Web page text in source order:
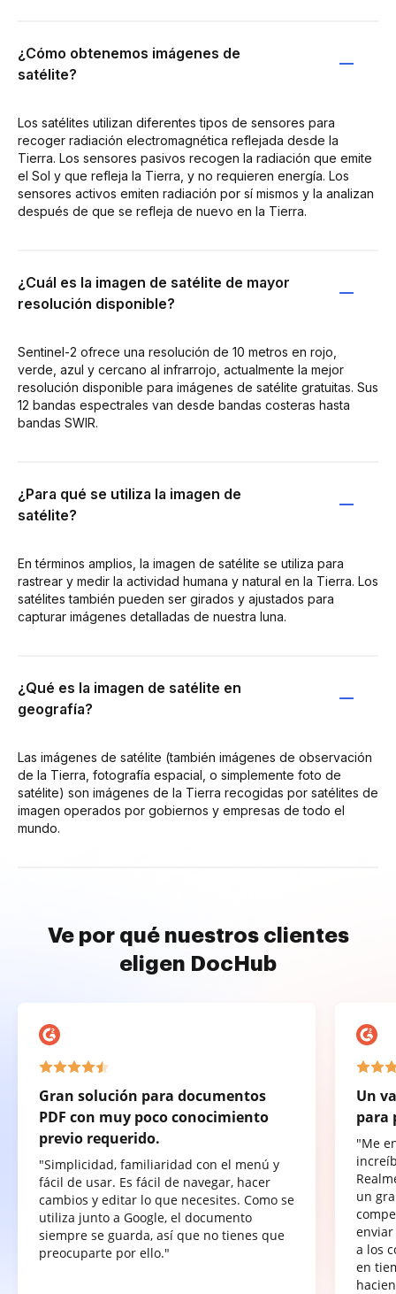
¿Cómo obtenemos imágenes de
satélite?
Los satélites utilizan diferentes tipos de sensores para
recoger radiación electromagnética reflejada desde la
Tierra. Los sensores pasivos recogen la radiación que emite
el Sol y que refleja la Tierra, y no requieren energía. Los
sensores activos emiten radiación por sí mismos y la analizan
después de que se refleja de nuevo en la Tierra.
¿Cuál es la imagen de satélite de mayor
resolución disponible?
Sentinel-2 ofrece una resolución de 10 metros en rojo,
verde, azul y cercano al infrarrojo, actualmente la mejor
resolución disponible para imágenes de satélite gratuitas. Sus
12 bandas espectrales van desde bandas costeras hasta
bandas SWIR.
¿Para qué se utiliza la imagen de
satélite?
En términos amplios, la imagen de satélite se utiliza para
rastrear y medir la actividad humana y natural en la Tierra. Los
satélites también pueden ser girados y ajustados para
capturar imágenes detalladas de nuestra luna.
¿Qué es la imagen de satélite en
geografía?
Las imágenes de satélite (también imágenes de observación
de la Tierra, fotografía espacial, o simplemente foto de
satélite) son imágenes de la Tierra recogidas por satélites de
imagen operados por gobiernos y empresas de todo el
mundo.
Ve por qué nuestros clientes
eligen DocHub
Gran solución para documentos
PDF con muy poco conocimiento
previo requerido.
"Simplicidad, familiaridad con el menú y
fácil de usar. Es fácil de navegar, hacer
cambios y editar lo que necesites. Como se
utiliza junto a Google, el documento
siempre se guarda, así que no tienes que
preocuparte por ello."
Un
para
"Me
un
a los
en